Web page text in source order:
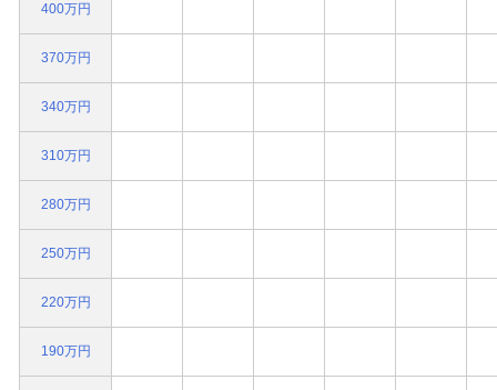
400万円
370万円
340万円
310万円
280万円
250万円
220万円
190万円